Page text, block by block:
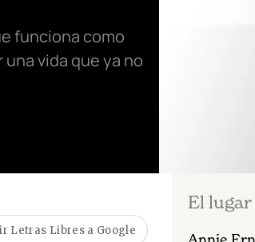
funciona como
vida que ya no
Letras Libres a Google
El lugar